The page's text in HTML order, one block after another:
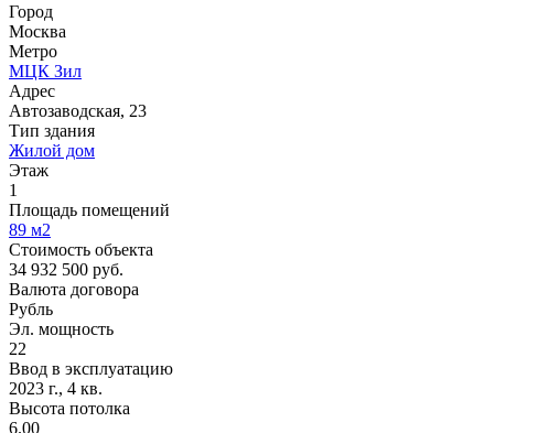
Город
Москва
Метро
МЦК Зил
Адрес
Автозаводская, 23
Тип здания
Жилой дом
Этаж
1
Площадь помещений
89 м2
Стоимость объекта
34 932 500 руб.
Валюта договора
Рубль
Эл. мощность
22
Ввод в эксплуатацию
2023 г., 4 кв.
Высота потолка
6.00